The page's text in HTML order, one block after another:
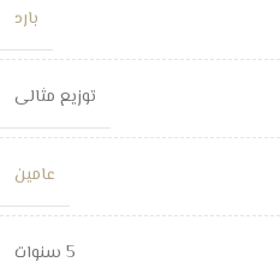
بارد
توزيع مثالى
عامين
5 سنوات